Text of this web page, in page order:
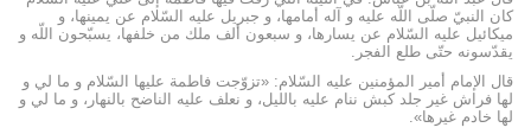
كان النبيّ صلّى اللّه عليه و آله أمامها، و جبريل عليه السّلام عن يمينها، و
ميكائيل عليه السّلام عن يسارها، و سبعون ألف ملك من خلفها، يسبّحون اللّه و
يقدّسونه حتّى طلع الفجر.
قال الإمام أمير المؤمنين عليه السّلام: «تزوّجت فاطمة عليها السّلام و ما لي و
لها فراش غير جلد كبش ننام عليه بالليل، و نعلف عليه الناضح بالنهار، و ما لي و
لها خادم غيرها».